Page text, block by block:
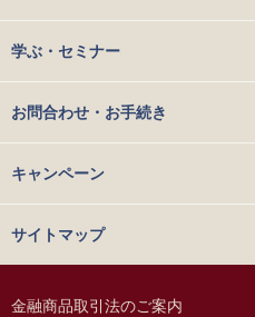
学ぶ・セミナー
お問合わせ・お手続き
キャンペーン
サイトマップ
金融商品取引法のご案内